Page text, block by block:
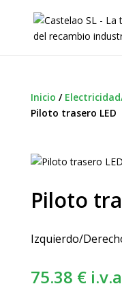
Inicio /
Piloto trasero LED
Piloto
Izquierdo/
75.38 €